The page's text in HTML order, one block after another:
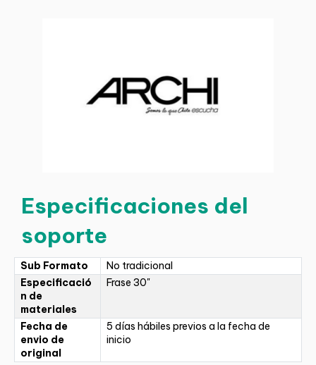
Especificaciones del
soporte
Sub Formato
No tradicional
Especificació
n de
materiales
Frase 30"
Fecha de
envio de
original
5 días hábiles previos a la fecha de
inicio